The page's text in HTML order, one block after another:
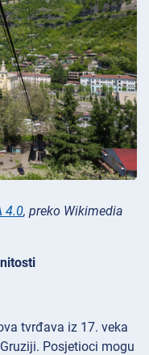
4.0, preko Wikimedia
tvrđava iz 17. veka
Posjetioci mogu